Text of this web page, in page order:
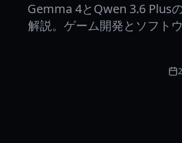
Gemma 4とQwen 3.6 Plus
解説。ゲーム開発とソフト